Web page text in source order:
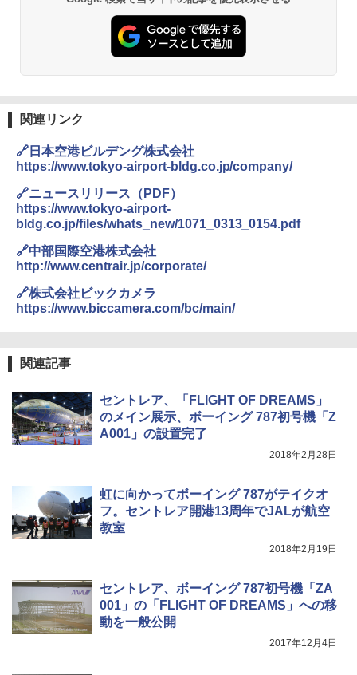
026リニューアル 急速冷凍 空間倍増 衛生的
コンパクト 保冷力長持ち
￥2,980
秒）射程5～10m 安全ロック搭載 携帯収納袋
付き ヒグマ・イノシシ対策 自治体・教育機
関の購入実績 登山・キャンプ・アウトドア・
防災用品 長期保存可能 緊急時用 日本国内発
送
￥3,680
BUNDOK(バンドック)ソロ ドーム 1 EX BDK
-08EX カーキ ソロキャンプ ポリエステル フ
レーム ドーム型 テント
コンパクト iimono117 (ブルー)
￥3,080
関連リンク
🔗日本空港ビルデング株式会社
https://www.tokyo-airport-bldg.co.jp/company/
🔗ニュースリリース（PDF）
https://www.tokyo-airport-
bldg.co.jp/files/whats_new/1071_0313_0154.pdf
🔗中部国際空港株式会社
http://www.centrair.jp/corporate/
🔗株式会社ビックカメラ
https://www.biccamera.com/bc/main/
関連記事
セントレア、「FLIGHT OF DREAMS」
のメイン展示、ボーイング 787初号機「Z
A001」の設置完了
2018年2月28日
虹に向かってボーイング 787がテイクオ
フ。セントレア開港13周年でJALが航空
教室
2018年2月19日
セントレア、ボーイング 787初号機「ZA
001」の「FLIGHT OF DREAMS」への移
動を一般公開
2017年12月4日